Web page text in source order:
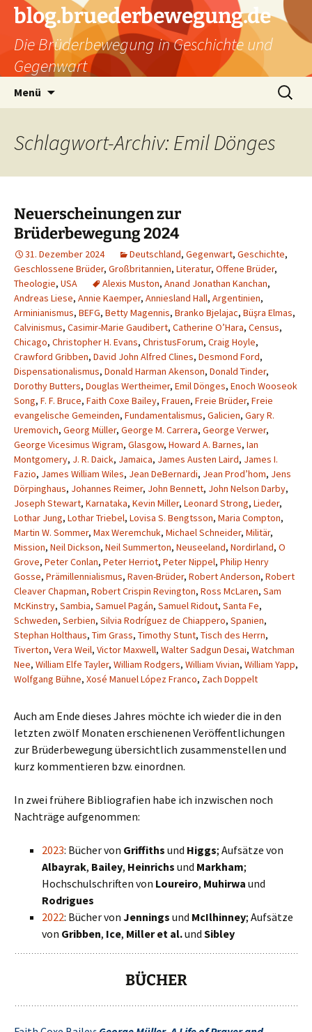
Zum
Inhalt
springen
blog.bruederbewegung.de
Die Brüderbewegung in Geschichte und
Gegenwart
Menü
Suchen
nach:
Schlagwort-Archiv: Emil Dönges
Neuerscheinungen zur
Brüderbewegung 2024
31. Dezember 2024 Deutschland, Gegenwart, Geschichte,
Geschlossene Brüder, Großbritannien, Literatur, Offene Brüder,
Theologie, USA Alexis Muston, Anand Jonathan Kanchan,
Andreas Liese, Annie Kaemper, Anniesland Hall, Argentinien,
Arminianismus, BEFG, Betty Magennis, Branko Bjelajac, Büşra Elmas,
Calvinismus, Casimir-Marie Gaudibert, Catherine O’Hara, Census,
Chicago, Christopher H. Evans, ChristusForum, Craig Hoyle,
Crawford Gribben, David John Alfred Clines, Desmond Ford,
Dispensationalismus, Donald Harman Akenson, Donald Tinder,
Dorothy Butters, Douglas Wertheimer, Emil Dönges, Enoch Wooseok
Song, F. F. Bruce, Faith Coxe Bailey, Frauen, Freie Brüder, Freie
evangelische Gemeinden, Fundamentalismus, Galicien, Gary R.
Uremovich, Georg Müller, George M. Carrera, George Verwer,
George Vicesimus Wigram, Glasgow, Howard A. Barnes, Ian
Montgomery, J. R. Daick, Jamaica, James Austen Laird, James I.
Fazio, James William Wiles, Jean DeBernardi, Jean Prod’hom, Jens
Dörpinghaus, Johannes Reimer, John Bennett, John Nelson Darby,
Joseph Stewart, Karnataka, Kevin Miller, Leonard Strong, Lieder,
Lothar Jung, Lothar Triebel, Lovisa S. Bengtsson, Maria Compton,
Martin W. Sommer, Max Weremchuk, Michael Schneider, Militär,
Mission, Neil Dickson, Neil Summerton, Neuseeland, Nordirland, O
Grove, Peter Conlan, Peter Herriot, Peter Nippel, Philip Henry
Gosse, Prämillennialismus, Raven-Brüder, Robert Anderson, Robert
Cleaver Chapman, Robert Crispin Revington, Ross McLaren, Sam
McKinstry, Sambia, Samuel Pagán, Samuel Ridout, Santa Fe,
Schweden, Serbien, Silvia Rodríguez de Chiappero, Spanien,
Stephan Holthaus, Tim Grass, Timothy Stunt, Tisch des Herrn,
Tiverton, Vera Weil, Victor Maxwell, Walter Sadgun Desai, Watchman
Nee, William Elfe Tayler, William Rodgers, William Vivian, William Yapp,
Wolfgang Bühne, Xosé Manuel López Franco, Zach Doppelt
Auch am Ende dieses Jahres möchte ich wieder die in den
letzten zwölf Monaten erschienenen Veröffentlichungen
zur Brüderbewegung übersichtlich zusammenstellen und
kurz kommentieren bzw. einordnen.
In zwei frühere Bibliografien habe ich inzwischen noch
Nachträge aufgenommen:
2023: Bücher von Griffiths und Higgs; Aufsätze von
Albayrak, Bailey, Heinrichs und Markham;
Hochschulschriften von Loureiro, Muhirwa und
Rodrigues
2022: Bücher von Jennings und McIlhinney; Aufsätze
von Gribben, Ice, Miller et al.und Sibley
BÜCHER